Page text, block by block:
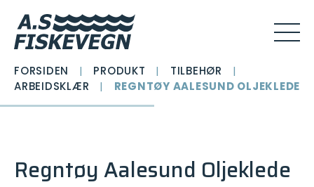
FORSIDEN | PRODUKT | TILBEHØR
|
ARBEIDSKLÆR
| REGNTØY AALESUND OLJEKLEDE
Regntøy Aalesund Oljeklede